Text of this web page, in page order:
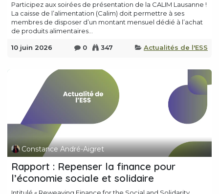
Participez aux soirées de présentation de la CALIM Lausanne !
La caisse de l’alimentation (Calim) doit permettre à ses
membres de disposer d’un montant mensuel dédié à l’achat
de produits alimentaires...
10 juin 2026 0 347 Actualités de l'ESS
Constance André-Aigret
Rapport : Repenser la finance pour
l’économie sociale et solidaire